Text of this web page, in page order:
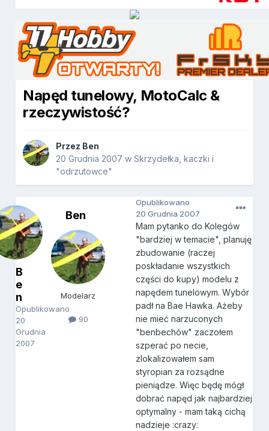
Napęd tunelowy, MotoCalc &
rzeczywistość?
Przez Ben
20 Grudnia 2007 wSkrzydełka, kaczki i
"odrzutowce"
B
e
n
Opublikowano
20
Grudnia
2007
Ben
Modelarz
90
Opublikowano
20 Grudnia 2007
Mam pytanko do Kolegów
"bardziej w temacie", planuję
zbudowanie (raczej
poskładanie wszystkich
części do kupy) modelu z
napędem tunelowym. Wybór
padł na Bae Hawka. Ażeby
nie mieć narzuconych
"benbechów" zaczołem
szperać po necie,
zlokalizowałem sam
styropian za rozsądne
pieniądze. Więc będę mógł
dobrać napęd jak najbardziej
optymalny - mam taką cichą
nadzieje :crazy: